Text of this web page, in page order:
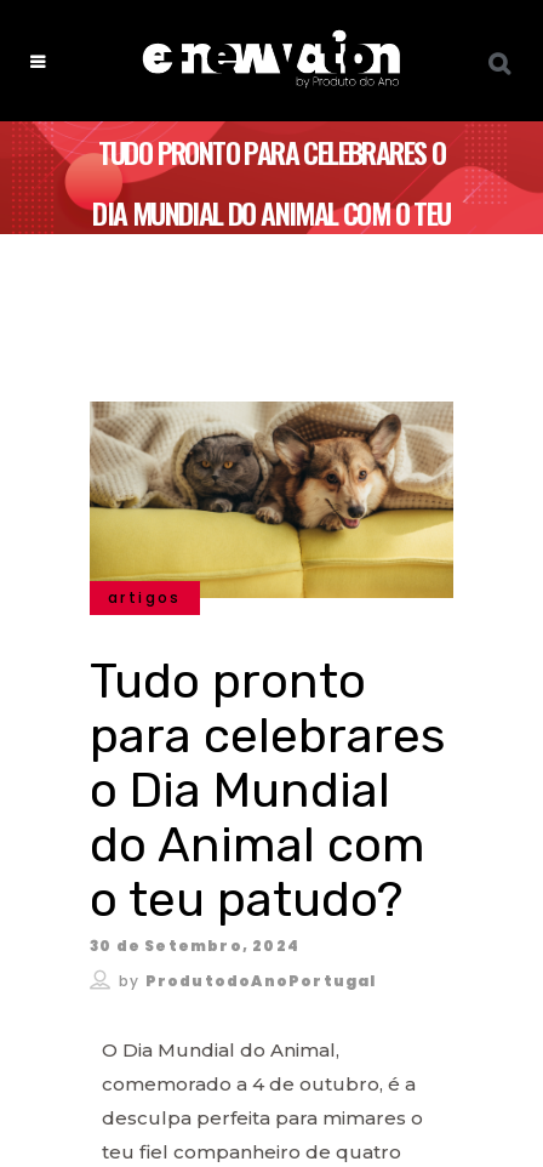
TUDO PRONTO PARA CELEBRARES O
DIA MUNDIAL DO ANIMAL COM O TEU
artigos
Tudo pronto
para celebrares
o Dia Mundial
do Animal com
o teu patudo?
30 de Setembro, 2024
by ProdutodoAnoPortugal
O Dia Mundial do Animal,
comemorado a 4 de outubro, é a
desculpa perfeita para mimares o
teu fiel companheiro de quatro